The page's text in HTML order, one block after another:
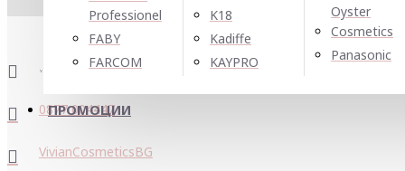
Professionel
FABY
FARCOM
K18
Kadiffe
KAYPRO
Oyster
Cosmetics
Panasonic
ПРОМОЦИИ
0877 004447
VivianCosmeticsBG